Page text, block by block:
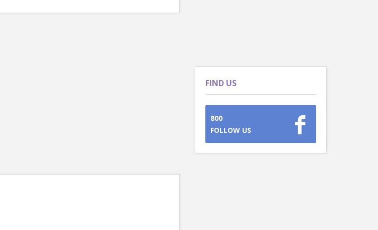
FIND US
800
FOLLOW US